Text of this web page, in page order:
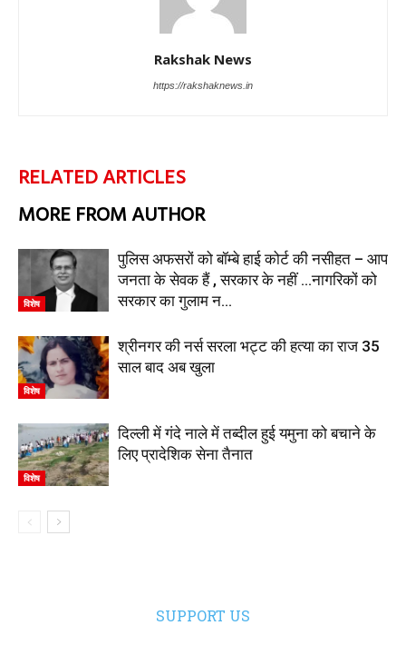
Rakshak News
https://rakshaknews.in
RELATED ARTICLES
MORE FROM AUTHOR
विशेष
पुलिस अफसरों को बॉम्बे हाई कोर्ट की नसीहत – आप
जनता के सेवक हैं , सरकार के नहीं …नागरिकों को
सरकार का गुलाम न...
विशेष
श्रीनगर की नर्स सरला भट्ट की हत्या का राज 35
साल बाद अब खुला
विशेष
दिल्ली में गंदे नाले में तब्दील हुई यमुना को बचाने के
लिए प्रादेशिक सेना तैनात
SUPPORT US